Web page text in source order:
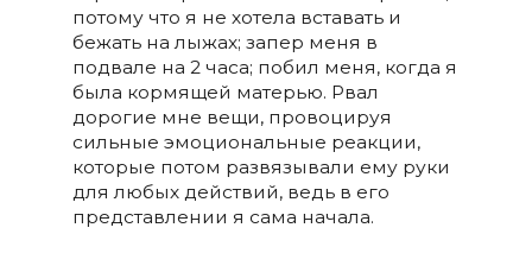
потому что я не хотела вставать и
бежать на лыжах; запер меня в
подвале на 2 часа; побил меня, когда я
была кормящей матерью. Рвал
дорогие мне вещи, провоцируя
сильные эмоциональные реакции,
которые потом развязывали ему руки
для любых действий, ведь в его
представлении я сама начала.